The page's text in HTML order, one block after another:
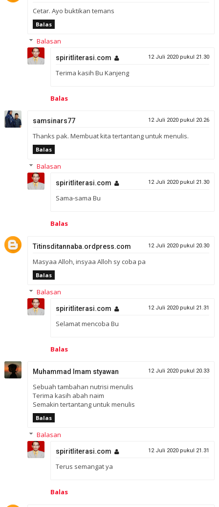
Cetar. Ayo buktikan temans
Balas
Balasan
spiritliterasi.com 12 Juli 2020 pukul 21.30
Terima kasih Bu Kanjeng
Balas
samsinars77 12 Juli 2020 pukul 20.26
Thanks pak. Membuat kita tertantang untuk menulis.
Balas
Balasan
spiritliterasi.com 12 Juli 2020 pukul 21.30
Sama-sama Bu
Balas
Titinsditannaba.ordpress.com 12 Juli 2020 pukul 20.30
Masyaa Alloh, insyaa Alloh sy coba pa
Balas
Balasan
spiritliterasi.com 12 Juli 2020 pukul 21.31
Selamat mencoba Bu
Balas
Muhammad Imam styawan 12 Juli 2020 pukul 20.33
Sebuah tambahan nutrisi menulis
Terima kasih abah naim
Semakin tertantang untuk menulis
Balas
Balasan
spiritliterasi.com 12 Juli 2020 pukul 21.31
Terus semangat ya
Balas